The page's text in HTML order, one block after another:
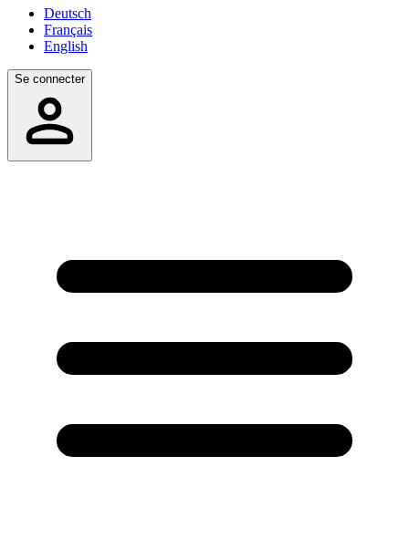
Deutsch
Français
English
Se connecter